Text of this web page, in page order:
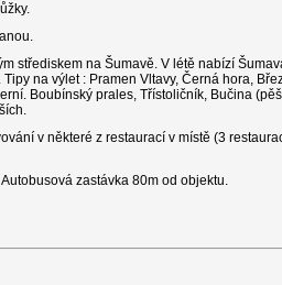
střediskem na Šumavě. V létě nabízí
na výlet : Pramen Vltavy, Černá hora,
Boubínský prales, Třístoličník, Bučina
v některé z restaurací v místě (3
zastávka 80m od objektu.